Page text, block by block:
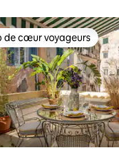
de cœur voyageurs
de cœur voyageurs